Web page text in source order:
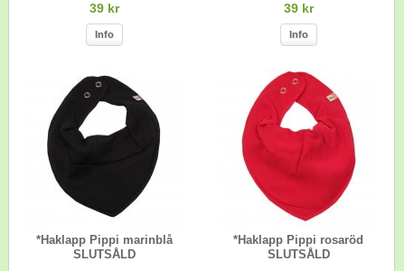
39 kr
Info
39 kr
Info
*Haklapp Pippi marinblå
SLUTSÅLD
*Haklapp Pippi rosaröd
SLUTSÅLD